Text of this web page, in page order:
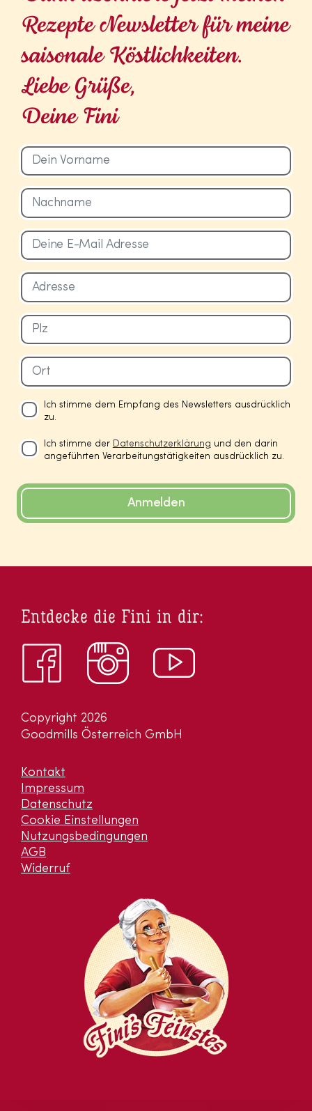
Ich stimme dem Empfang des Newsletters ausdrücklich
zu.
Ich stimme der Datenschutzerklärung und den darin
angeführten Verarbeitungstätigkeiten ausdrücklich zu.
Anmelden
Copyright 2026
Goodmills Österreich GmbH
Kontakt
Impressum
Datenschutz
Cookie Einstellungen
Nutzungsbedingungen
AGB
Widerruf
Entdecke die Fini in dir: